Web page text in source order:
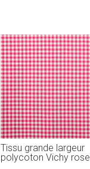
Tissu grande largeur
polycoton Vichy rose